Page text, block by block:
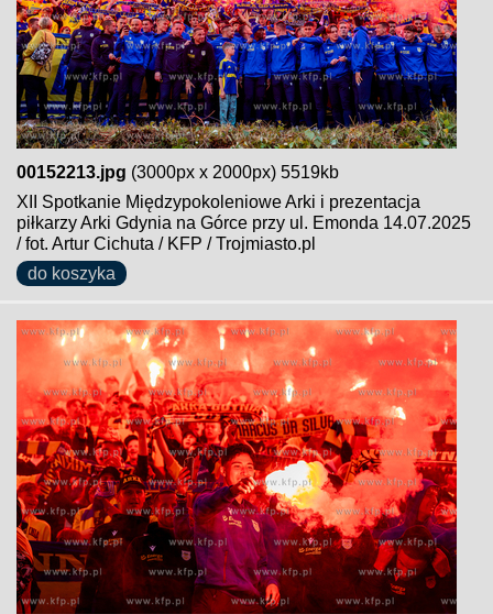
00152213.jpg (3000px x 2000px) 5519kb
XII Spotkanie Międzypokoleniowe Arki i prezentacja
piłkarzy Arki Gdynia na Górce przy ul. Emonda 14.07.2025
/ fot. Artur Cichuta / KFP / Trojmiasto.pl
do koszyka